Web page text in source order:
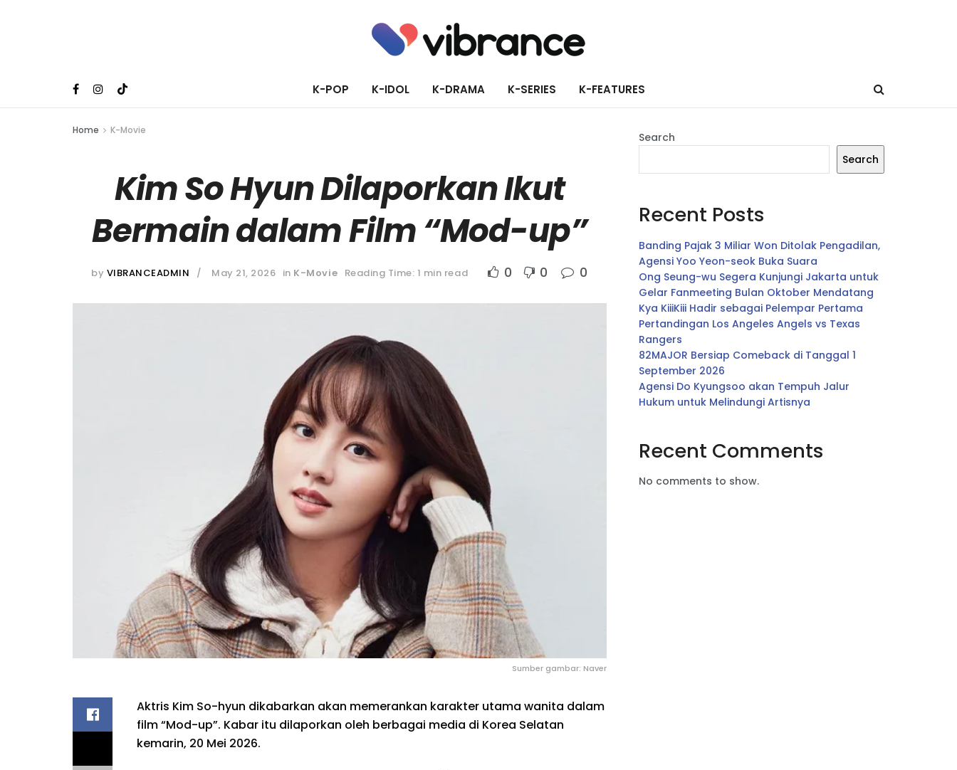
K-POP K-IDOL K-DRAMA K-SERIES K-FEATURES
Home K-Movie
Kim So Hyun Dilaporkan Ikut
Bermain dalam Film “Mod-up”
by VIBRANCEADMIN May 21, 2026 in K-Movie Reading Time: 1 min read 0 0 0
Sumber gambar: Naver
Aktris Kim So-hyun dikabarkan akan memerankan karakter utama wanita dalam
film “Mod-up”. Kabar itu dilaporkan oleh berbagai media di Korea Selatan
kemarin, 20 Mei 2026.
Search
Search
Recent Posts
Banding Pajak 3 Miliar Won Ditolak Pengadilan,
Agensi Yoo Yeon-seok Buka Suara
Ong Seung-wu Segera Kunjungi Jakarta untuk
Gelar Fanmeeting Bulan Oktober Mendatang
Kya KiiiKiii Hadir sebagai Pelempar Pertama
Pertandingan Los Angeles Angels vs Texas
Rangers
82MAJOR Bersiap Comeback di Tanggal 1
September 2026
Agensi Do Kyungsoo akan Tempuh Jalur
Hukum untuk Melindungi Artisnya
Recent Comments
No comments to show.